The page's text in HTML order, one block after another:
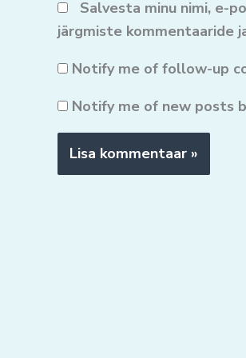
Salvesta minu nimi, e-
järgmiste kommentaaride
Notify me of follow-up
Notify me of new posts